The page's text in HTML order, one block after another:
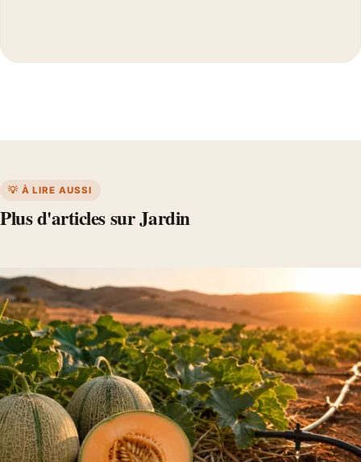
💡 À LIRE AUSSI
Plus d'articles sur Jardin